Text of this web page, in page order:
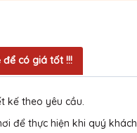
để có giá tốt !!!
kế theo yêu cầu.
để thực hiện khi quý